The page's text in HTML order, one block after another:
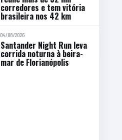
corredores e tem vitória
brasileira nos 42 km
04/08/2026
Santander Night Run leva
corrida noturna à beira-
mar de Florianópolis